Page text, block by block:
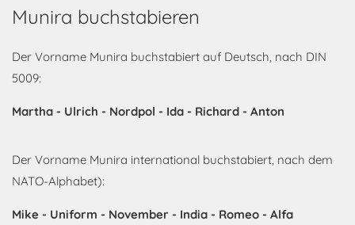
Munira buchstabieren
Der Vorname Munira buchstabiert auf Deutsch, nach DIN
5009:
Martha - Ulrich - Nordpol - Ida - Richard - Anton
Der Vorname Munira international buchstabiert, nach dem
NATO-Alphabet):
Mike - Uniform - November - India - Romeo - Alfa